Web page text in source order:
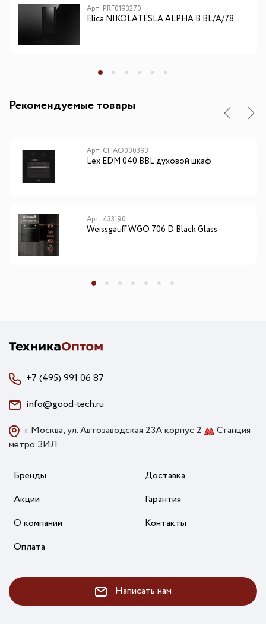
Арт: PRF0193270
Elica NIKOLATESLA ALPHA B BL/A/78
Рекомендуемые товары
Арт: CHAO000393
Lex EDM 040 BBL духовой шкаф
Арт: 433190
Weissgauff WGO 706 D Black Glass
+7 (495) 991 06 87
info@good-tech.ru
г. Москва, ул. Автозаводская 23А корпус 2
Станция
метро ЗИЛ
Бренды
Акции
О компании
Оплата
Доставка
Гарантия
Контакты
Написать нам